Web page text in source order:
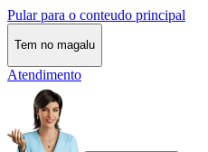
Pular para o conteudo principal
Tem no magalu
Atendimento